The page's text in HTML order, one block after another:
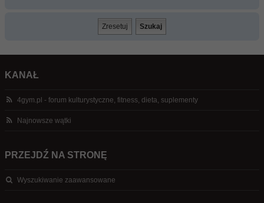
KANAŁ
4gym.pl - forum kulturystyczne, fitness, dieta, suplementy
Najnowsze wątki
PRZEJDŹ NA STRONĘ
Wyszukiwanie zaawansowane